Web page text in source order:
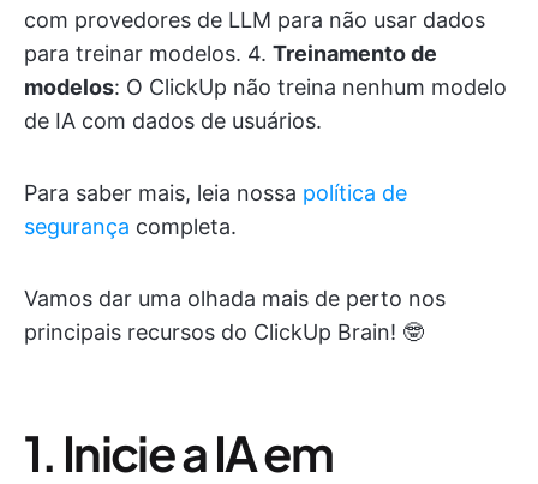
com provedores de LLM para não usar dados
para treinar modelos. 4. Treinamento de
modelos: O ClickUp não treina nenhum modelo
de IA com dados de usuários.
Para saber mais, leia nossa política de
segurança completa.
Vamos dar uma olhada mais de perto nos
principais recursos do ClickUp Brain! 🤓
1. Inicie a IA em